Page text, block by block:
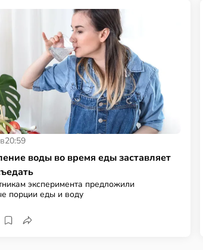
в20:59
воды во время еды заставляет
эксперимента предложили
порции еды и воду